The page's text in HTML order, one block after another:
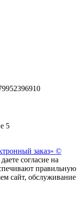
5
заказ» ©
согласие на
правильную
сайт, обслуживание